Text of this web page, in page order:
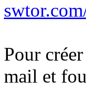
Pour
mail et